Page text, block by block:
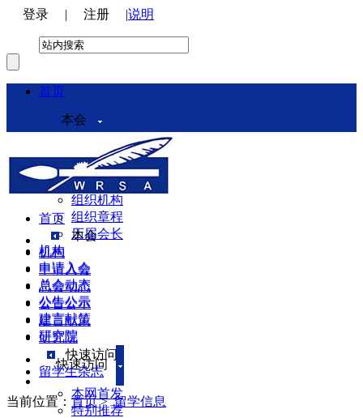
登录 | 注册 |说明
首页
本会
本会介绍
领导机构
理事会
组织机构
组织章程
历届会长
机构
申请入会
总会动态
公告公示
建言献策
研究院
快速访问
本网首发
特别推荐
首页
本会
机构
申请入会
总会动态
公告公示
建言献策
研究院
快速访问
留学生杂志
当前位置： 首页>留学信息